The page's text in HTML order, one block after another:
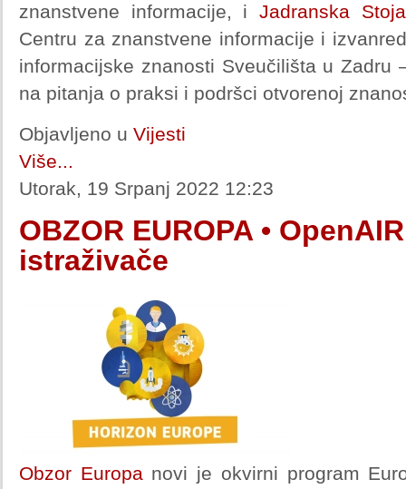
znanstvene informacije, iJadranska
Centru za znanstvene informacije i
informacijske znanosti Sveučilišta u Zadru
na pitanja o praksi i podršci otvorenoj
Objavljeno u Vijesti
Više...
Utorak, 19 Srpanj 2022 12:23
OBZOR EUROPA •
istraživače
Obzor Europanovi je okvirni program